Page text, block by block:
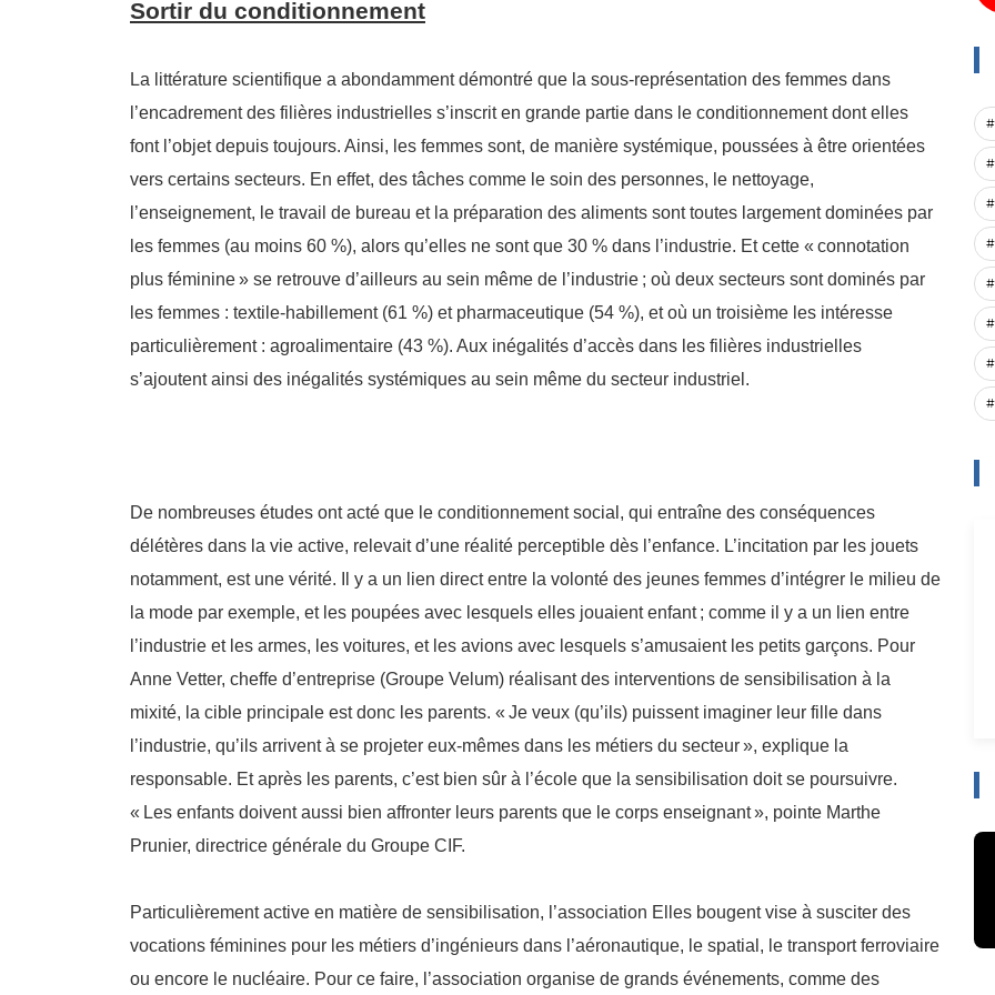
Sortir du conditionnement
La littérature scientifique a abondamment démontré que la sous-représentation des femmes dans
l’encadrement des filières industrielles s’inscrit en grande partie dans le conditionnement dont elles
font l’objet depuis toujours. Ainsi, les femmes sont, de manière systémique, poussées à être orientées
vers certains secteurs. En effet, des tâches comme le soin des personnes, le nettoyage,
l’enseignement, le travail de bureau et la préparation des aliments sont toutes largement dominées par
les femmes (au moins 60 %), alors qu’elles ne sont que 30 % dans l’industrie. Et cette « connotation
plus féminine» se retrouve d’ailleurs au sein même de l’industrie ; où deux secteurs sont dominés par
les femmes : textile-habillement (61 %) et pharmaceutique (54 %), et où un troisième les intéresse
particulièrement : agroalimentaire (43 %). Aux inégalités d’accès dans les filières industrielles
s’ajoutent ainsi des inégalités systémiques au sein même du secteur industriel.
De nombreuses études ont acté que le conditionnement social, qui entraîne des conséquences
délétères dans la vie active, relevait d’une réalité perceptible dès l’enfance. L’incitation par les jouets
notamment, est une vérité. Il y a un lien direct entre la volonté des jeunes femmes d’intégrer le milieu de
la mode par exemple, et les poupées avec lesquels elles jouaient enfant ; comme il y a un lien entre
l’industrie et les armes, les voitures, et les avions avec lesquels s’amusaient les petits garçons. Pour
Anne Vetter, cheffe d’entreprise (Groupe Velum) réalisant des interventions de sensibilisation à la
mixité, la cible principale est donc les parents. « Je veux (qu’ils) puissent imaginer leur fille dans
l’industrie, qu’ils arrivent à se projeter eux-mêmes dans les métiers du secteur», explique la
responsable. Et après les parents, c’est bien sûr à l’école que la sensibilisation doit se poursuivre.
« Les enfants doivent aussi bien affronter leurs parents que le corps enseignant», pointe Marthe
Prunier, directrice générale du Groupe CIF.
Particulièrement active en matière de sensibilisation, l’association Elles bougent vise à susciter des
vocations féminines pour les métiers d’ingénieurs dans l’aéronautique, le spatial, le transport ferroviaire
ou encore le nucléaire. Pour ce faire, l’association organise de grands événements, comme des